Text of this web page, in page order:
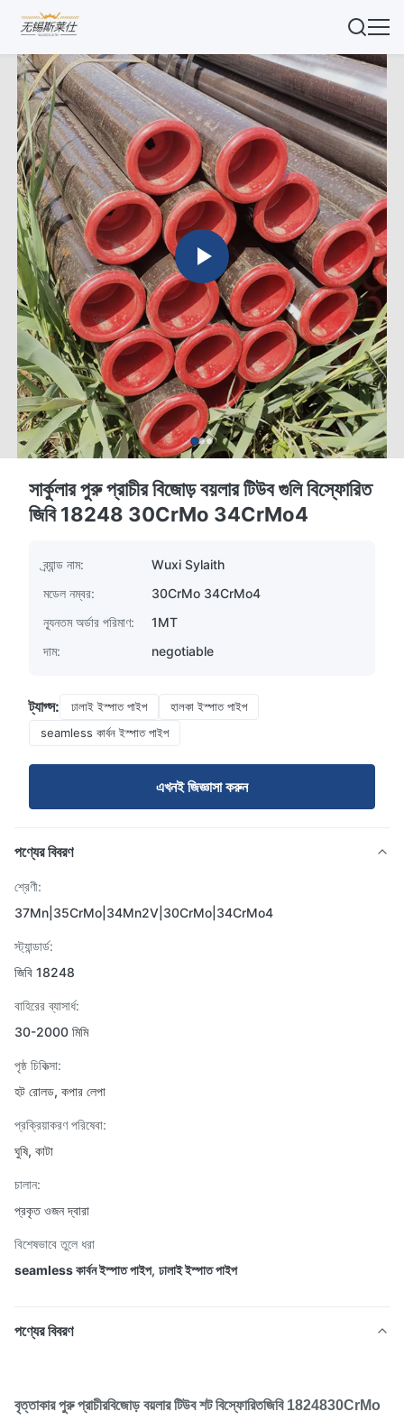
সার্কুলার পুরু প্রাচীর বিজোড় বয়লার টিউব গুলি বিস্ফোরিত
জিবি 18248 30CrMo 34CrMo4
ব্র্যান্ড নাম:
Wuxi Sylaith
মডেল নম্বর:
30CrMo 34CrMo4
ন্যূনতম অর্ডার পরিমাণ:
1MT
দাম:
negotiable
ট্যাগ্স: ঢালাই ইস্পাত পাইপ
হালকা ইস্পাত পাইপ
seamless কার্বন ইস্পাত পাইপ
এখনই জিজ্ঞাসা করুন
পণ্যের বিবরণ
শ্রেণী:
37Mn|35CrMo|34Mn2V|30CrMo|34CrMo4
স্ট্যান্ডার্ড:
জিবি 18248
বাহিরের ব্যাসার্ধ:
30-2000 মিমি
পৃষ্ঠ চিকিত্সা:
হট রোলড, কপার লেপা
প্রক্রিয়াকরণ পরিষেবা:
ঘুষি, কাটা
চালান:
প্রকৃত ওজন দ্বারা
বিশেষভাবে তুলে ধরা
seamless কার্বন ইস্পাত পাইপ, ঢালাই ইস্পাত পাইপ
পণ্যের বিবরণ
বৃত্তাকার পুরু প্রাচীরবিজোড় বয়লার টিউব শট বিস্ফোরিতজিবি 1824830CrMo